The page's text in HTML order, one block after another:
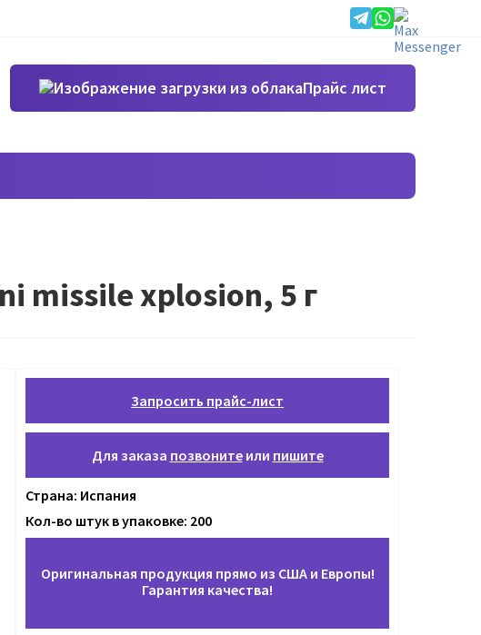
Прайс лист
missile xplosion, 5 г
Запросить прайс-лист
Для заказа позвонитеили пишите
Страна: Испания
Кол-во штук в упаковке: 200
Оригинальная продукция прямо из США и Европы!
Гарантия качества!